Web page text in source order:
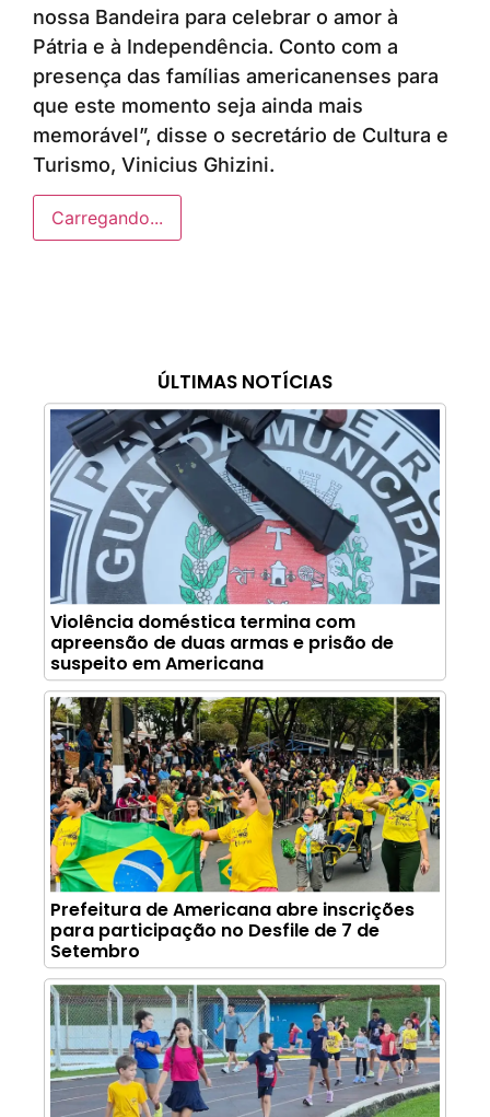
ÚLTIMAS NOTÍCIAS
Violência doméstica termina com
apreensão de duas armas e prisão de
suspeito em Americana
Prefeitura de Americana abre inscrições
para participação no Desfile de 7 de
Setembro
nossa Bandeira para celebrar o amor à
Pátria e à Independência. Conto com a
presença das famílias americanenses para
que este momento seja ainda mais
memorável”, disse o secretário de Cultura e
Turismo, Vinicius Ghizini.
Carregando...